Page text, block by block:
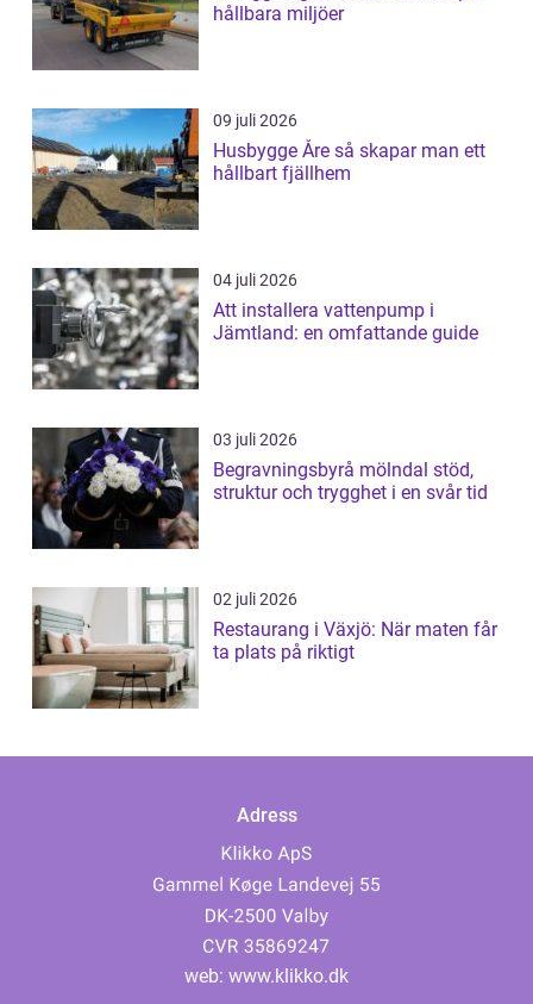
hållbara miljöer
09 juli 2026
Husbygge Åre så skapar man ett
hållbart fjällhem
04 juli 2026
Att installera vattenpump i
Jämtland: en omfattande guide
03 juli 2026
Begravningsbyrå mölndal stöd,
struktur och trygghet i en svår tid
02 juli 2026
Restaurang i Växjö: När maten får
ta plats på riktigt
Adress
web: www.klikko.dk